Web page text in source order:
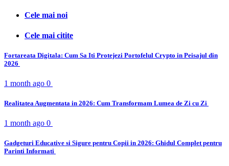
Cele mai noi
Cele mai citite
Fortareata Digitala: Cum Sa Iti Protejezi Portofelul Crypto in Peisajul din
2026
1 month ago 0
Realitatea Augmentata in 2026: Cum Transformam Lumea de Zi cu Zi
1 month ago 0
Gadgeturi Educative si Sigure pentru Copii in 2026: Ghidul Complet pentru
Parinti Informati